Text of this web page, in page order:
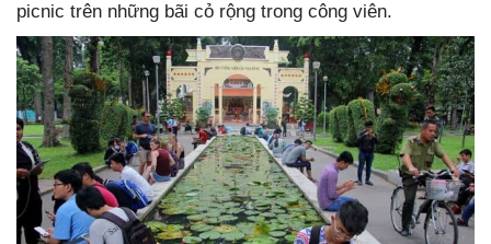
picnic trên những bãi cỏ rộng trong công viên.